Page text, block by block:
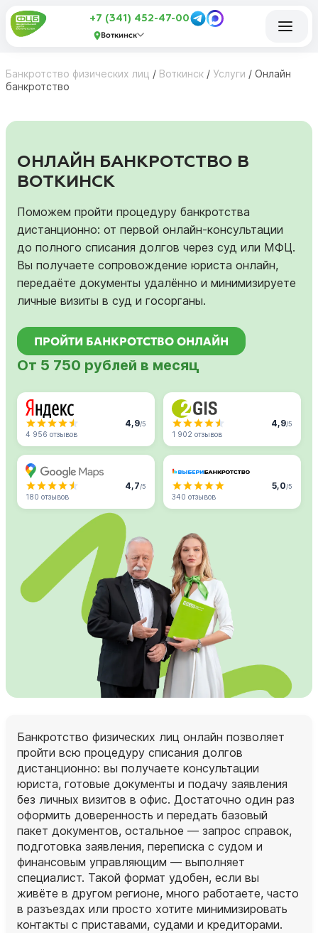
+7 (341) 452-47-00
Воткинск
Банкротство физических лиц / Воткинск / Услуги / Онлайн
банкротство
ОНЛАЙН БАНКРОТСТВО В
ВОТКИНСК
Поможем пройти процедуру банкротства
дистанционно: от первой онлайн‑консультации
до полного списания долгов через суд или МФЦ.
Вы получаете сопровождение юриста онлайн,
передаёте документы удалённо и минимизируете
личные визиты в суд и госорганы.
ПРОЙТИ БАНКРОТСТВО ОНЛАЙН
От 5 750 рублей в месяц
4,9/5
4 956 отзывов
4,9/5
1 902 отзывов
4,7/5
180 отзывов
5,0/5
340 отзывов
Банкротство физических лиц онлайн позволяет
пройти всю процедуру списания долгов
дистанционно: вы получаете консультации
юриста, готовые документы и подачу заявления
без личных визитов в офис. Достаточно один раз
оформить доверенность и передать базовый
пакет документов, остальное — запрос справок,
подготовка заявления, переписка с судом и
финансовым управляющим — выполняет
специалист. Такой формат удобен, если вы
живёте в другом регионе, много работаете, часто
в разъездах или просто хотите минимизировать
контакты с приставами, судами и кредиторами.